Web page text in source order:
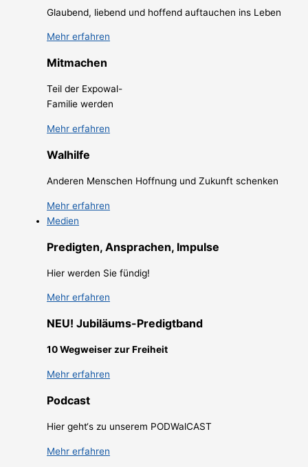
Glaubend, liebend und hoffend auftauchen ins Leben
Mehr erfahren
Mitmachen
Teil der Expowal-
Familie werden
Mehr erfahren
Walhilfe
Anderen Menschen Hoffnung und Zukunft schenken
Mehr erfahren
Medien
Predigten, Ansprachen, Impulse
Hier werden Sie fündig!
Mehr erfahren
NEU! Jubiläums-Predigtband
10 Wegweiser zur Freiheit
Mehr erfahren
Podcast
Hier geht‘s zu unserem PODWalCAST
Mehr erfahren